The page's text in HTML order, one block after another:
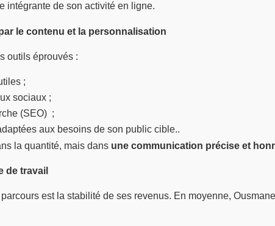
intégrante de son activité en ligne.
le contenu et la personnalisation
outils éprouvés :
;
sociaux ;
(SEO) ;
aux besoins de son public cible..
la quantité, mais dans une communication précise et
de travail
est la stabilité de ses revenus. En moyenne,